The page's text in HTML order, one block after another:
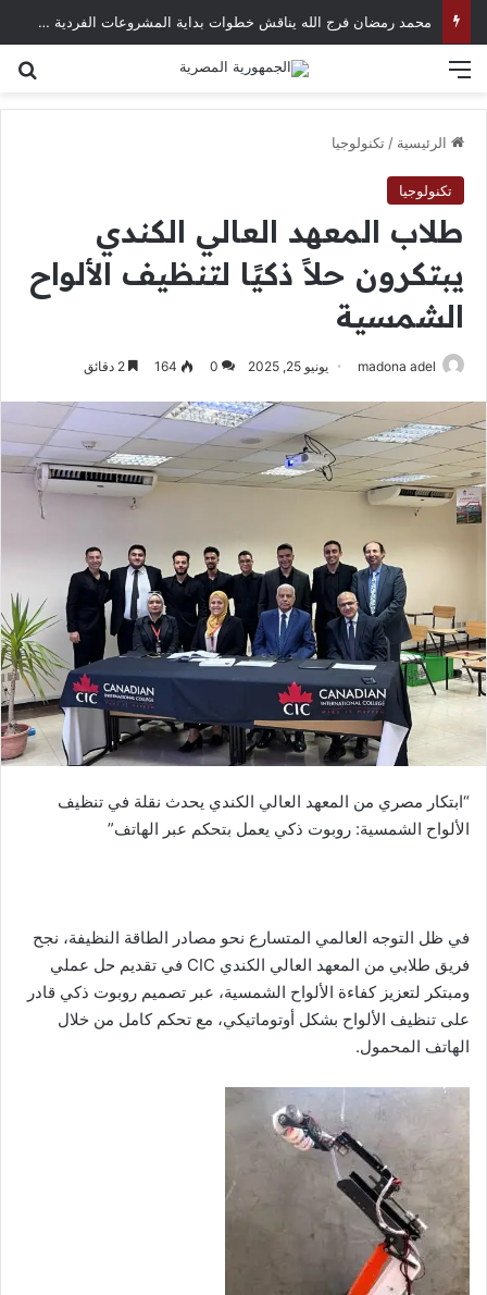
محمد رمضان فرج الله يناقش خطوات بداية المشروعات الفردية في العصر الرقمي
الرئيسية / تكنولوجيا
تكنولوجيا
طلاب المعهد العالي الكندي
يبتكرون حلاً ذكيًا لتنظيف الألواح
الشمسية
madona adel يونيو 25, 2025 0
164
“ابتكار مصري من المعهد العالي الكندي يحدث نقلة في تنظيف
الألواح الشمسية: روبوت ذكي يعمل بتحكم عبر الهاتف”
في ظل التوجه العالمي المتسارع نحو مصادر الطاقة النظيفة، نجح
فريق طلابي من المعهد العالي الكندي CIC في تقديم حل عملي
ومبتكر لتعزيز كفاءة الألواح الشمسية، عبر تصميم روبوت ذكي قادر
على تنظيف الألواح بشكل أوتوماتيكي، مع تحكم كامل من خلال
الهاتف المحمول.